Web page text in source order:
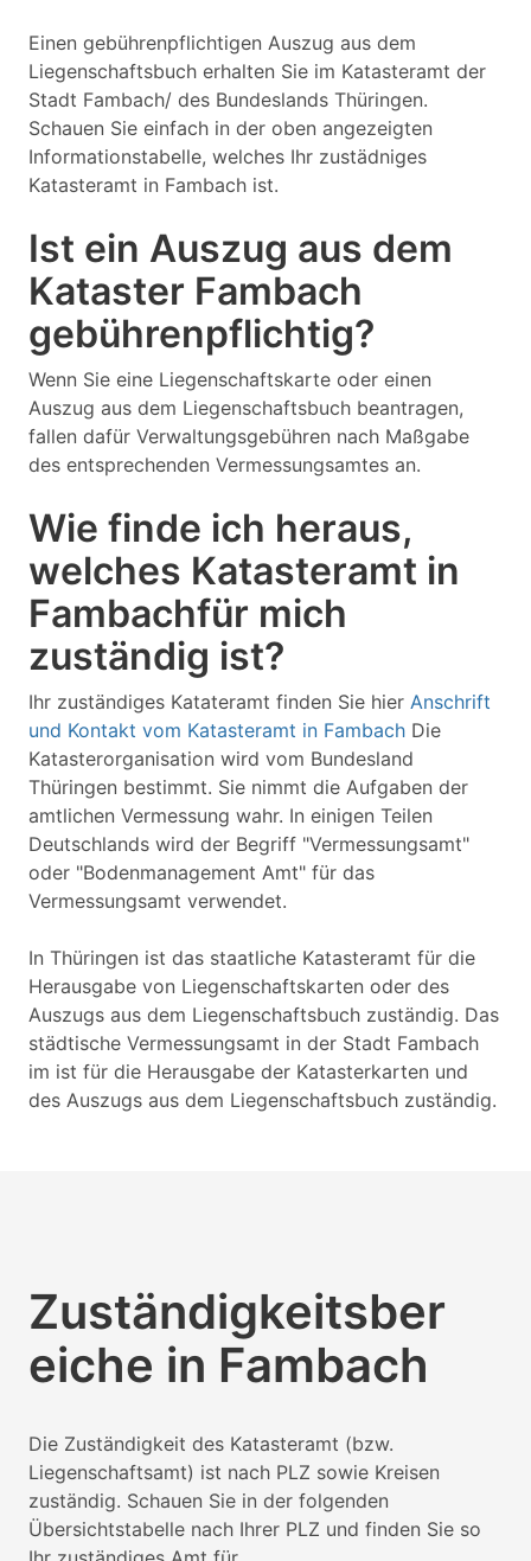
Einen gebührenpflichtigen Auszug aus dem
Liegenschaftsbuch erhalten Sie im Katasteramt der
Stadt Fambach/ des Bundeslands Thüringen.
Schauen Sie einfach in der oben angezeigten
Informationstabelle, welches Ihr zustädniges
Katasteramt in Fambach ist.
Ist ein Auszug aus dem
Kataster Fambach
gebührenpflichtig?
Wenn Sie eine Liegenschaftskarte oder einen
Auszug aus dem Liegenschaftsbuch beantragen,
fallen dafür Verwaltungsgebühren nach Maßgabe
des entsprechenden Vermessungsamtes an.
Wie finde ich heraus,
welches Katasteramt in
Fambachfür mich
zuständig ist?
Ihr zuständiges Katateramt finden Sie hier Anschrift
und Kontakt vom Katasteramt in Fambach Die
Katasterorganisation wird vom Bundesland
Thüringen bestimmt. Sie nimmt die Aufgaben der
amtlichen Vermessung wahr. In einigen Teilen
Deutschlands wird der Begriff "Vermessungsamt"
oder "Bodenmanagement Amt" für das
Vermessungsamt verwendet.
In Thüringen ist das staatliche Katasteramt für die
Herausgabe von Liegenschaftskarten oder des
Auszugs aus dem Liegenschaftsbuch zuständig. Das
städtische Vermessungsamt in der Stadt Fambach
im ist für die Herausgabe der Katasterkarten und
des Auszugs aus dem Liegenschaftsbuch zuständig.
Zuständigkeitsber
eiche in Fambach
Die Zuständigkeit des Katasteramt (bzw.
Liegenschaftsamt) ist nach PLZ sowie Kreisen
zuständig. Schauen Sie in der folgenden
Übersichtstabelle nach Ihrer PLZ und finden Sie so